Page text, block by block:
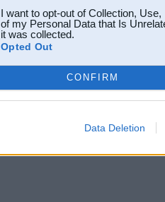
I want to opt-out of Collection,
of my Personal Data that Is
it was collected.
Opted Out
CONFIRM
Data Deletion